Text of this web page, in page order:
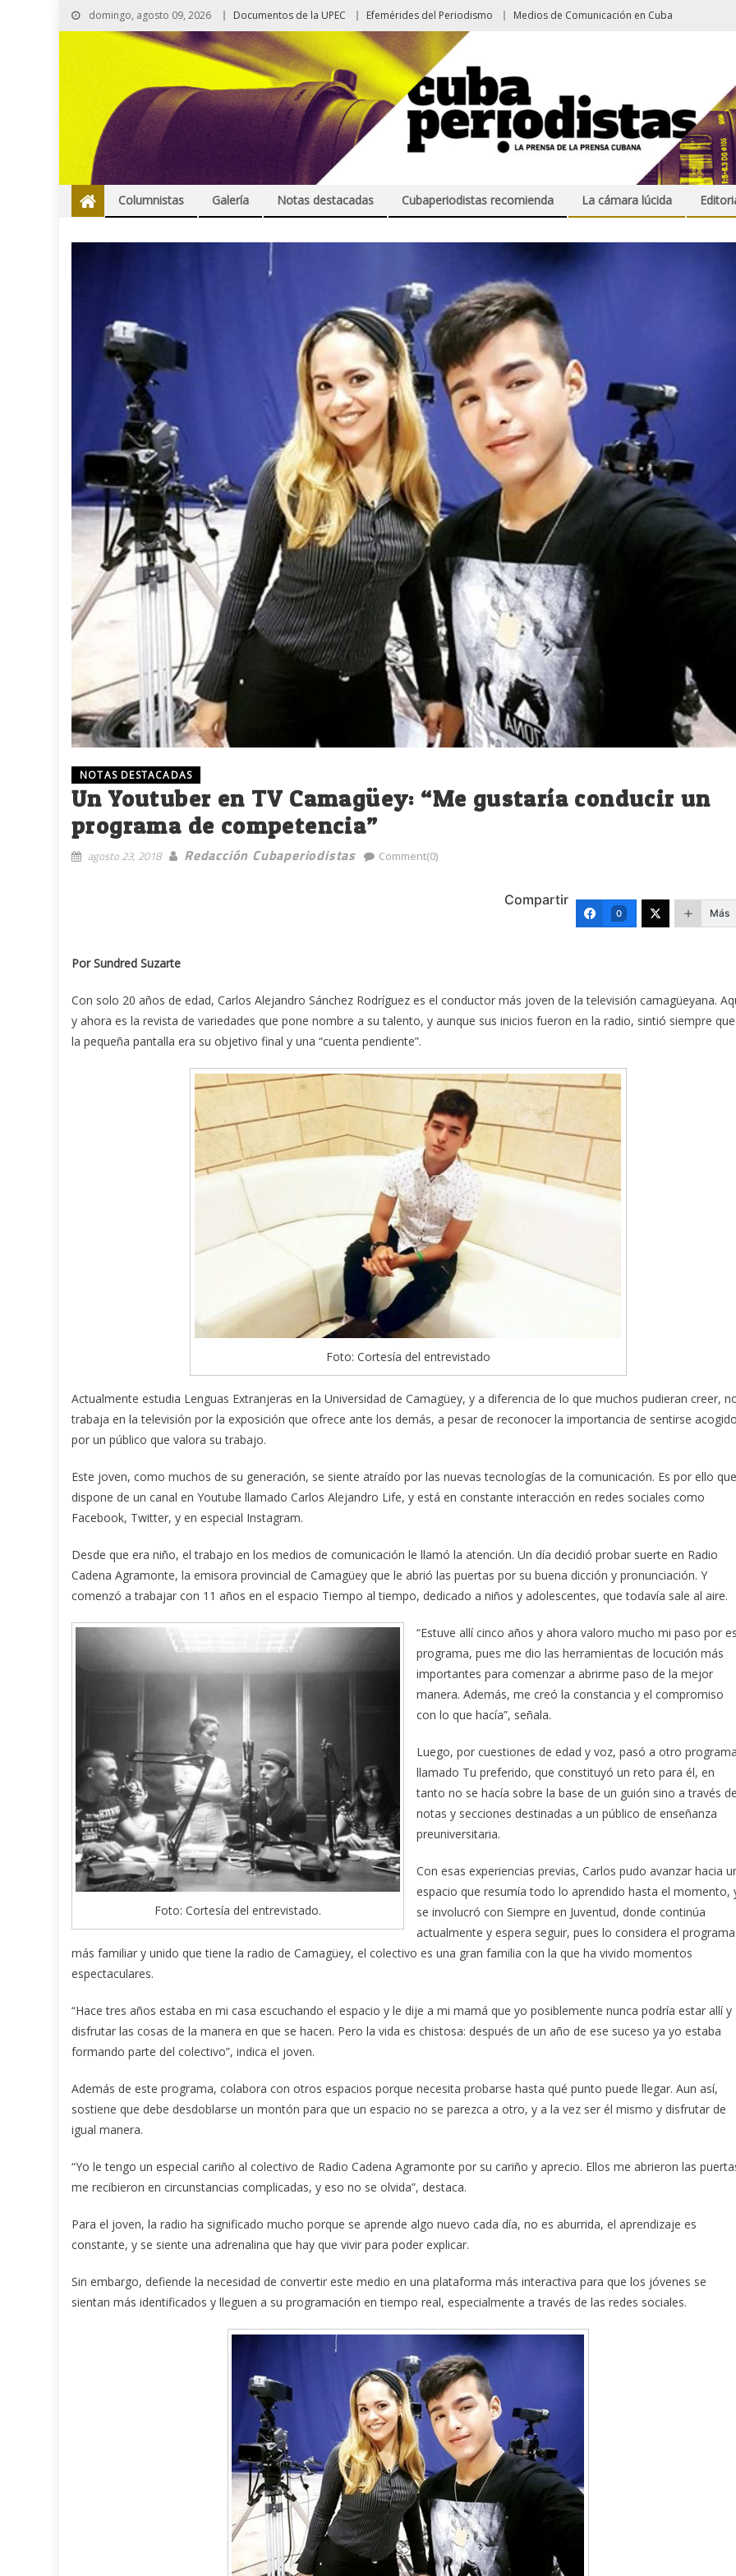
domingo, agosto 09, 2026 Documentos de la UPEC Efemérides del Periodismo Medios de Comunicación en Cuba
Columnistas Galería Notas destacadas Cubaperiodistas recomienda La cámara lúcida
NOTAS DESTACADAS
Un Youtuber en TV Camagüey: “Me gustaría conducir un
programa de competencia”
agosto 23, 2018 Redacción Cubaperiodistas Comment(0)
Compartir
0 Más
Por Sundred Suzarte
Con solo 20 años de edad, Carlos Alejandro Sánchez Rodríguez es el conductor más joven de la televisión camagüeyana.
y ahora es la revista de variedades que pone nombre a su talento, y aunque sus inicios fueron en la radio, sintió siempre que
la pequeña pantalla era su objetivo final y una “cuenta pendiente”.
Foto: Cortesía del entrevistado
Actualmente estudia Lenguas Extranjeras en la Universidad de Camagüey, y a diferencia de lo que muchos pudieran creer,
trabaja en la televisión por la exposición que ofrece ante los demás, a pesar de reconocer la importancia de sentirse acogido
por un público que valora su trabajo.
Este joven, como muchos de su generación, se siente atraído por las nuevas tecnologías de la comunicación. Es por ello que
dispone de un canal en Youtube llamado Carlos Alejandro Life, y está en constante interacción en redes sociales como
Facebook, Twitter, y en especial Instagram.
Desde que era niño, el trabajo en los medios de comunicación le llamó la atención. Un día decidió probar suerte en Radio
Cadena Agramonte, la emisora provincial de Camagüey que le abrió las puertas por su buena dicción y pronunciación. Y
comenzó a trabajar con 11 años en el espacio Tiempo al tiempo, dedicado a niños y adolescentes, que todavía sale al aire.
Foto: Cortesía del entrevistado.
“Estuve allí cinco años y ahora valoro mucho mi paso por
programa, pues me dio las herramientas de locución más
importantes para comenzar a abrirme paso de la mejor
manera. Además, me creó la constancia y el compromiso
con lo que hacía”, señala.
Luego, por cuestiones de edad y voz, pasó a otro programa
llamado Tu preferido, que constituyó un reto para él, en
tanto no se hacía sobre la base de un guión sino a través de
notas y secciones destinadas a un público de enseñanza
preuniversitaria.
Con esas experiencias previas, Carlos pudo avanzar hacia
espacio que resumía todo lo aprendido hasta el momento,
se involucró con Siempre en Juventud, donde continúa
actualmente y espera seguir, pues lo considera el programa
más familiar y unido que tiene la radio de Camagüey, el colectivo es una gran familia con la que ha vivido momentos
espectaculares.
“Hace tres años estaba en mi casa escuchando el espacio y le dije a mi mamá que yo posiblemente nunca podría estar allí y
disfrutar las cosas de la manera en que se hacen. Pero la vida es chistosa: después de un año de ese suceso ya yo estaba
formando parte del colectivo”, indica el joven.
Además de este programa, colabora con otros espacios porque necesita probarse hasta qué punto puede llegar. Aun así,
sostiene que debe desdoblarse un montón para que un espacio no se parezca a otro, y a la vez ser él mismo y disfrutar de
igual manera.
“Yo le tengo un especial cariño al colectivo de Radio Cadena Agramonte por su cariño y aprecio. Ellos me abrieron las
me recibieron en circunstancias complicadas, y eso no se olvida”, destaca.
Para el joven, la radio ha significado mucho porque se aprende algo nuevo cada día, no es aburrida, el aprendizaje es
constante, y se siente una adrenalina que hay que vivir para poder explicar.
Sin embargo, defiende la necesidad de convertir este medio en una plataforma más interactiva para que los jóvenes se
sientan más identificados y lleguen a su programación en tiempo real, especialmente a través de las redes sociales.